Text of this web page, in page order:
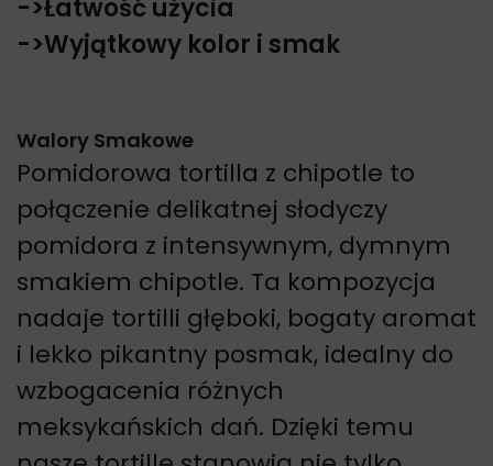
->Łatwość użycia
->Wyjątkowy kolor i smak
Walory Smakowe
Pomidorowa tortilla z chipotle to
połączenie delikatnej słodyczy
pomidora z intensywnym, dymnym
smakiem chipotle. Ta kompozycja
nadaje tortilli głęboki, bogaty aromat
i lekko pikantny posmak, idealny do
wzbogacenia różnych
meksykańskich dań. Dzięki temu